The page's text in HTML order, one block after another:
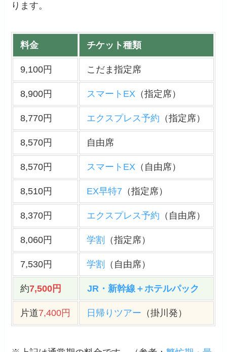
ります。
料金 チケット種類
9,100円 こだま指定席
8,900円 スマートEX（指定席）
8,770円 エクスプレス予約 （指定席）
8,570円 自由席
8,570円 スマートEX（自由席）
8,510円 EX早特7 （指定席）
8,370円 エクスプレス予約 （自由席）
8,060円 学割 （指定席）
7,530円 学割 （自由席）
約7,500円 JR・新幹線＋ホテルパック
片道7,400円 日帰りツアー （掛川発）